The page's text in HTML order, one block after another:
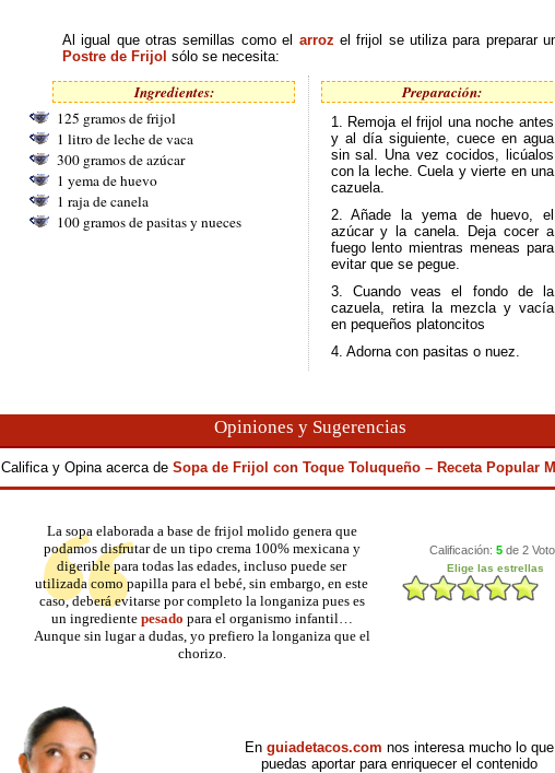
Al igual que otras semillas como el arroz el frijol se utiliza para preparar
Postre de Frijol sólo se necesita:
Ingredientes:
125 gramos de frijol
1 litro de leche de vaca
300 gramos de azúcar
1 yema de huevo
1 raja de canela
100 gramos de pasitas y nueces
Preparación:
1. Remoja el frijol una noche antes
y al día siguiente, cuece en agua
sin sal. Una vez cocidos, licúalos
con la leche. Cuela y vierte en una
cazuela.
2. Añade la yema de huevo, el
azúcar y la canela. Deja cocer a
fuego lento mientras meneas para
evitar que se pegue.
3. Cuando veas el fondo de la
cazuela, retira la mezcla y vacía
en pequeños platoncitos
4. Adorna con pasitas o nuez.
Opiniones y Sugerencias
Califica y Opina acerca de Sopa de Frijol con Toque Toluqueño – Receta Popular
La sopa elaborada a base de frijol molido genera que
podamos disfrutar de un tipo crema 100% mexicana y
digerible para todas las edades, incluso puede ser
utilizada como papilla para el bebé, sin embargo, en este
caso, deberá evitarse por completo la longaniza pues es
un ingrediente pesado para el organismo infantil…
Aunque sin lugar a dudas, yo prefiero la longaniza que el
chorizo.
En guiadetacos.com nos interesa mucho lo que
puedas aportar para enriquecer el contenido